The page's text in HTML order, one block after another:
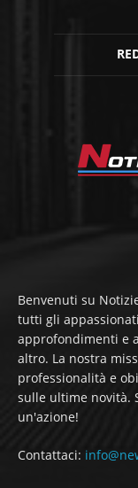
Benvenuti su
tutti gli
approfondimenti e
altro. La nostra
professionalità e
sulle ultime novità.
un'azione!
Contattaci: